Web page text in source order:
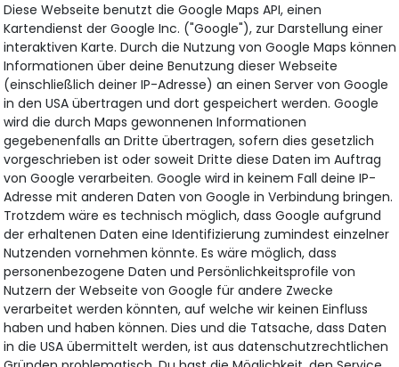
Diese Webseite benutzt die Google Maps API, einen
Kartendienst der Google Inc. ("Google"), zur Darstellung einer
interaktiven Karte. Durch die Nutzung von Google Maps können
Informationen über deine Benutzung dieser Webseite
(einschließlich deiner IP-Adresse) an einen Server von Google
in den USA übertragen und dort gespeichert werden. Google
wird die durch Maps gewonnenen Informationen
gegebenenfalls an Dritte übertragen, sofern dies gesetzlich
vorgeschrieben ist oder soweit Dritte diese Daten im Auftrag
von Google verarbeiten. Google wird in keinem Fall deine IP-
Adresse mit anderen Daten von Google in Verbindung bringen.
Trotzdem wäre es technisch möglich, dass Google aufgrund
der erhaltenen Daten eine Identifizierung zumindest einzelner
Nutzenden vornehmen könnte. Es wäre möglich, dass
personenbezogene Daten und Persönlichkeitsprofile von
Nutzern der Webseite von Google für andere Zwecke
verarbeitet werden könnten, auf welche wir keinen Einfluss
haben und haben können. Dies und die Tatsache, dass Daten
in die USA übermittelt werden, ist aus datenschutzrechtlichen